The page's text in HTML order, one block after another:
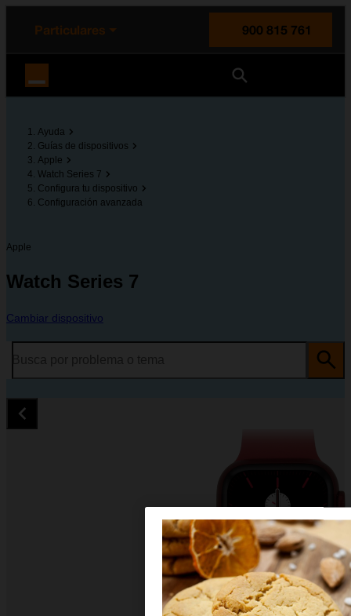
principal
la página
Particulares
900 815 761
Ayuda
Guías de dispositivos
Apple
Watch Series 7
Configura tu dispositivo
Configuración avanzada
Apple
Watch Series 7
Cambiar dispositivo